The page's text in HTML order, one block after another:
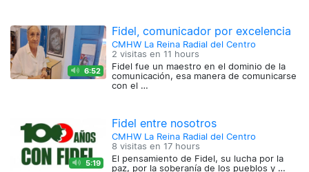
6:52
Fidel, comunicador por excelencia
CMHW La Reina Radial del Centro
2 visitas en 11 hours
Fidel fue un maestro en el dominio de la
comunicación, esa manera de comunicarse
con el …
5:19
Fidel entre nosotros
CMHW La Reina Radial del Centro
8 visitas en 17 hours
El pensamiento de Fidel, su lucha por la
paz, por la soberanía de los pueblos y …